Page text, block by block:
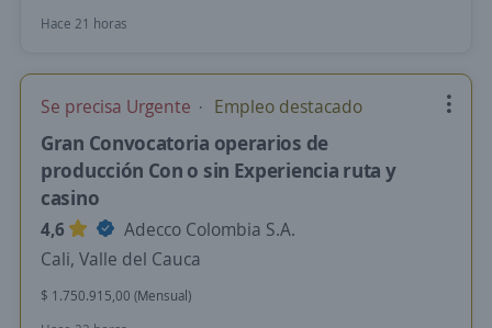
Hace 21 horas
Se precisa Urgente Empleo destacado
Gran Convocatoria operarios de
producción Con o sin Experiencia ruta y
casino
4,6
Adecco Colombia S.A.
Cali, Valle del Cauca
$ 1.750.915,00 (Mensual)